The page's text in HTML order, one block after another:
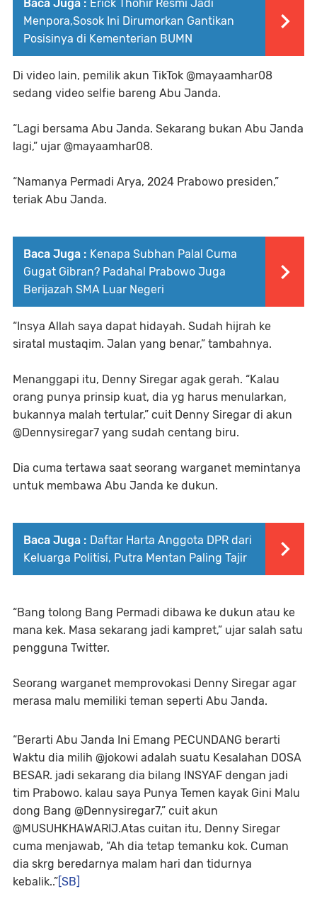
Baca Juga : Erick Thohir Resmi Jadi
Menpora,Sosok Ini Dirumorkan Gantikan
Posisinya di Kementerian BUMN
Di video lain, pemilik akun TikTok @mayaamhar08
sedang video selfie bareng Abu Janda.
“Lagi bersama Abu Janda. Sekarang bukan Abu Janda
lagi,” ujar @mayaamhar08.
“Namanya Permadi Arya, 2024 Prabowo presiden,”
teriak Abu Janda.
Baca Juga : Kenapa Subhan Palal Cuma
Gugat Gibran? Padahal Prabowo Juga
Berijazah SMA Luar Negeri
“Insya Allah saya dapat hidayah. Sudah hijrah ke
siratal mustaqim. Jalan yang benar,” tambahnya.
Menanggapi itu, Denny Siregar agak gerah. “Kalau
orang punya prinsip kuat, dia yg harus menularkan,
bukannya malah tertular,” cuit Denny Siregar di akun
@Dennysiregar7 yang sudah centang biru.
Dia cuma tertawa saat seorang warganet memintanya
untuk membawa Abu Janda ke dukun.
Baca Juga : Daftar Harta Anggota DPR dari
Keluarga Politisi, Putra Mentan Paling Tajir
“Bang tolong Bang Permadi dibawa ke dukun atau ke
mana kek. Masa sekarang jadi kampret,” ujar salah satu
pengguna Twitter.
Seorang warganet memprovokasi Denny Siregar agar
merasa malu memiliki teman seperti Abu Janda.
“Berarti Abu Janda Ini Emang PECUNDANG berarti
Waktu dia milih @jokowi adalah suatu Kesalahan DOSA
BESAR. jadi sekarang dia bilang INSYAF dengan jadi
tim Prabowo. kalau saya Punya Temen kayak Gini Malu
dong Bang @Dennysiregar7,” cuit akun
@MUSUHKHAWARIJ.Atas cuitan itu, Denny Siregar
cuma menjawab, “Ah dia tetap temanku kok. Cuman
dia skrg beredarnya malam hari dan tidurnya
kebalik..” [SB]